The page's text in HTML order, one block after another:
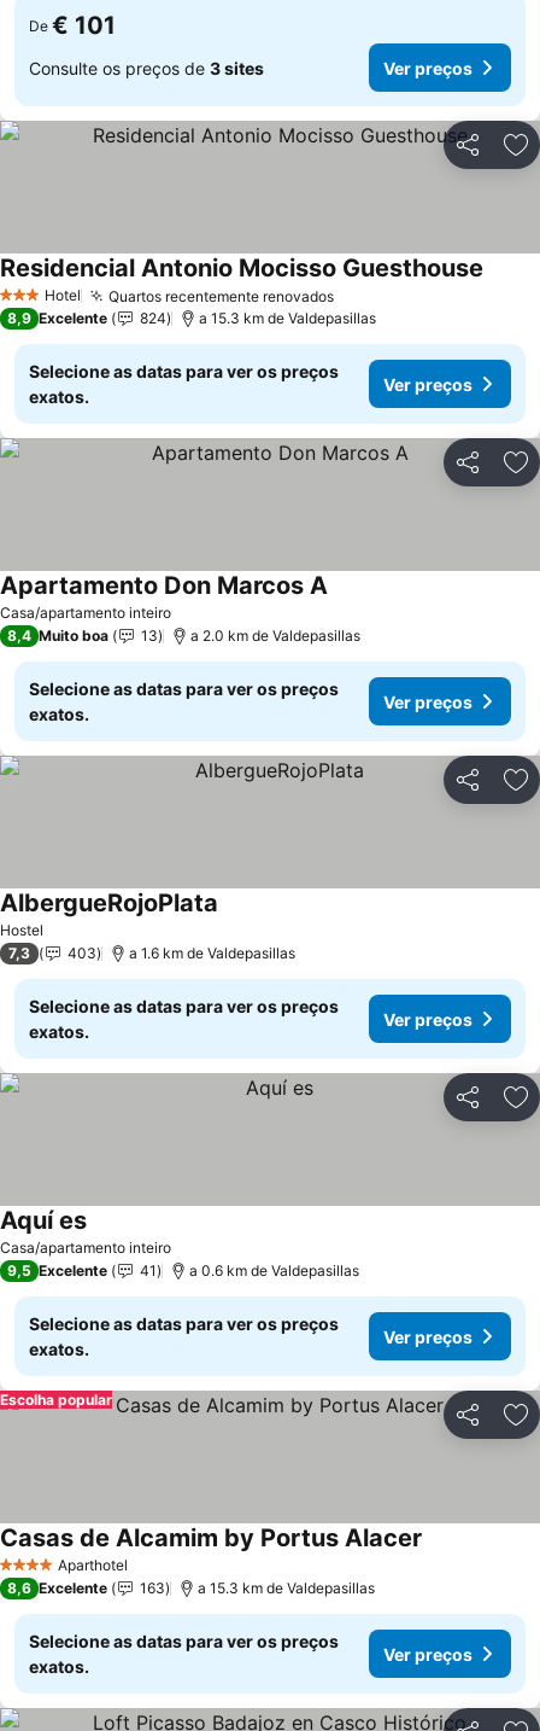
De € 101
Consulte os preços de 3 sites Ver preços
Partilhar
3 EstrelasHotel Quartos recentemente renovadosVer preços
Residencial Antonio Mocisso Guesthouse
8,9 Excelente 824 a 15.3 km de Valdepasillas
Selecione as datas para ver os preços
exatos.
Ver preços
Partilhar
Casa/apartamento inteiro
Apartamento Don Marcos AVer preços
8,4 Muito boa 13 a 2.0 km de Valdepasillas
Selecione as datas para ver os preços
exatos.
Ver preços
Partilhar
Hostel
AlbergueRojoPlata
7,3 403 a 1.6 km de Valdepasillas
Selecione as datas para ver os preços
exatos.
Ver preços
Partilhar
Casa/apartamento inteiro
Aquí esVer preços
9,5 Excelente 41 a 0.6 km de Valdepasillas
Selecione as datas para ver os preços
exatos.
Ver preços
Partilhar
Escolha popular
4 EstrelasAparthotel
Casas de Alcamim by Portus Alacer
8,6 Excelente 163 a 15.3 km de Valdepasillas
Selecione as datas para ver os preços
exatos.
Ver preços